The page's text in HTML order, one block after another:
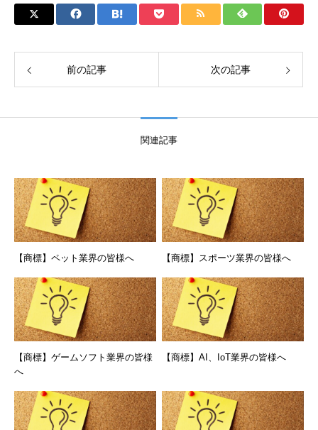
前の記事 次の記事
関連記事
【商標】ペット業界の皆様へ 【商標】スポーツ業界の皆様へ
【商標】ゲームソフト業界の皆様
へ
【商標】AI、IoT業界の皆様へ